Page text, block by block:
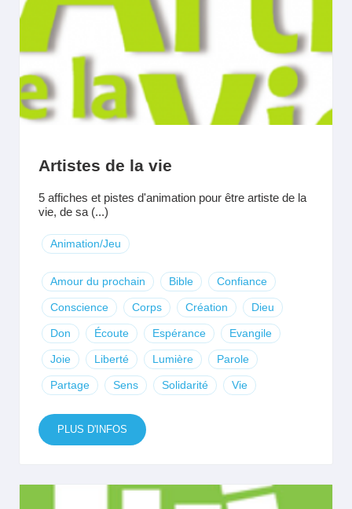
Artistes de la vie
5 affiches et pistes d'animation pour être artiste de la
vie, de sa (...)
Animation/Jeu
Amour du prochain Bible Confiance
Conscience Corps Création Dieu
Don Écoute Espérance Evangile
Joie Liberté Lumière Parole
Partage Sens Solidarité Vie
PLUS D'INFOS